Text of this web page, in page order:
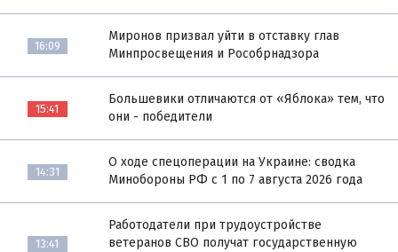
16:09
Миронов призвал уйти в отставку глав
Минпросвещения и Рособрнадзора
15:41
Большевики отличаются от «Яблока» тем, что
они - победители
14:31
О ходе спецоперации на Украине: сводка
Минобороны РФ с 1 по 7 августа 2026 года
13:41
Работодатели при трудоустройстве
ветеранов СВО получат государственную